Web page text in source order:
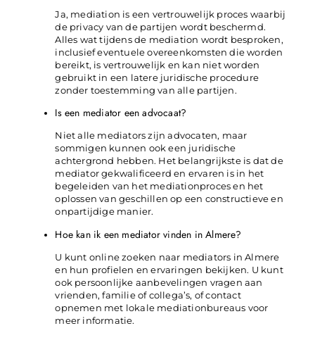
Ja, mediation is een vertrouwelijk proces waarbij
de privacy van de partijen wordt beschermd.
Alles wat tijdens de mediation wordt besproken,
inclusief eventuele overeenkomsten die worden
bereikt, is vertrouwelijk en kan niet worden
gebruikt in een latere juridische procedure
zonder toestemming van alle partijen.
Is een mediator een advocaat?
Niet alle mediators zijn advocaten, maar
sommigen kunnen ook een juridische
achtergrond hebben. Het belangrijkste is dat de
mediator gekwalificeerd en ervaren is in het
begeleiden van het mediationproces en het
oplossen van geschillen op een constructieve en
onpartijdige manier.
Hoe kan ik een mediator vinden in Almere?
U kunt online zoeken naar mediators in Almere
en hun profielen en ervaringen bekijken. U kunt
ook persoonlijke aanbevelingen vragen aan
vrienden, familie of collega’s, of contact
opnemen met lokale mediationbureaus voor
meer informatie.